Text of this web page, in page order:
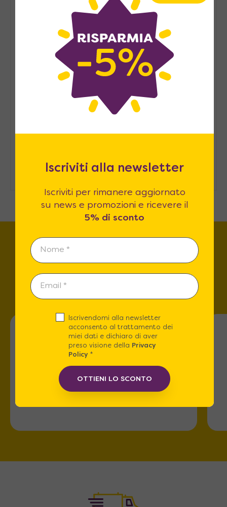
Pied-à-terre, consigli per
arredarlo
Arredare casa in modo
sostenibile: consigli pratici
stanza degli ospiti
Trova lo store più vicino a
Roma
Iscriviti alla newsletter
Iscriviti per rimanere aggiornato
su news e promozioni e ricevere il
5% di sconto
Iscrivendomi alla newsletter
acconsento al trattamento dei
miei dati e dichiaro di aver
preso visione della
Privacy
Policy*
OTTIENI LO SCONTO